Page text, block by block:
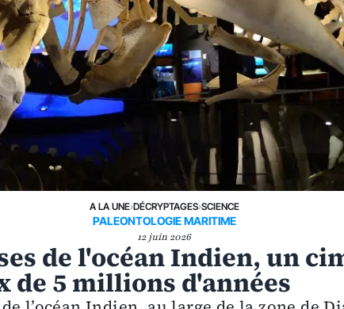
A LA UNE›DÉCRYPTAGES›SCIENCE
PALEONTOLOGIE MARITIME
12 juin 2026
de l'océan Indien, un
de 5 millions d'années